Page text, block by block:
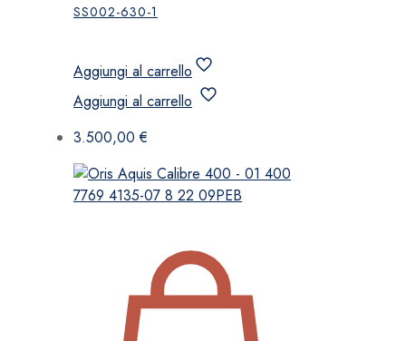
SS002-630-1
Aggiungi al carrello
Aggiungi al carrello
3.500,00€